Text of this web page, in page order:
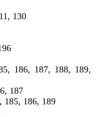
130
186, 187, 188, 189,
187
185, 186, 189